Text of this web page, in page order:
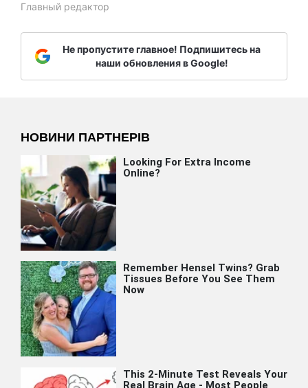
Главный редактор
Не пропустите главное! Подпишитесь на
наши обновления в Google!